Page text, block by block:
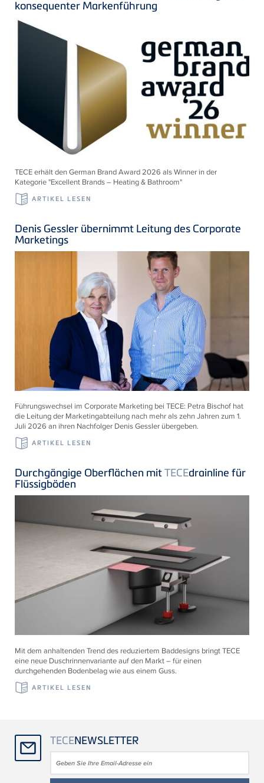
TECE erhält den German Brand Award 2026 als Winner in der
Kategorie "Excellent Brands – Heating & Bathroom"
ARTIKEL LESEN
konsequenter Markenführung
Führungswechsel im Corporate Marketing bei TECE: Petra Bischof hat
die Leitung der Marketingabteilung nach mehr als zehn Jahren zum 1.
Juli 2026 an ihren Nachfolger Denis Gessler übergeben.
ARTIKEL LESEN
Denis Gessler übernimmt Leitung des Corporate
Marketings
Mit dem anhaltenden Trend des reduziertem Baddesigns bringt TECE
eine neue Duschrinnenvariante auf den Markt – für einen
durchgehenden Bodenbelag wie aus einem Guss.
ARTIKEL LESEN
Durchgängige Oberflächen mitTECEdrainline für
Flüssigböden
TECENEWSLETTER